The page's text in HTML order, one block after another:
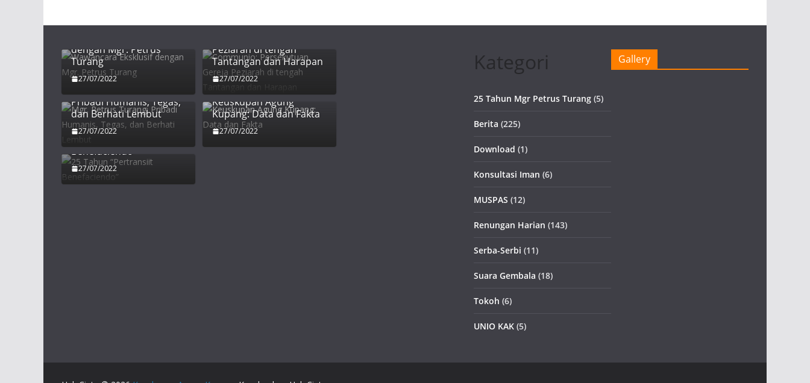
dengan Mgr. Petrus
Turang
27/07/2022
Communio:
Peziarah di tengah
Tantangan dan Harapan
27/07/2022
Pribadi Humanis, Tegas,
dan Berhati Lembut
27/07/2022
Keuskupan Agung
Kupang: Data dan Fakta
27/07/2022
25 Tahun “Pertransiit
Benefaciendo”
27/07/2022
Kategori
25 Tahun Mgr Petrus Turang (5)
Berita (225)
Download (1)
Konsultasi Iman (6)
MUSPAS (12)
Renungan Harian (143)
Serba-Serbi (11)
Suara Gembala (18)
Tokoh (6)
UNIO KAK (5)
Gallery